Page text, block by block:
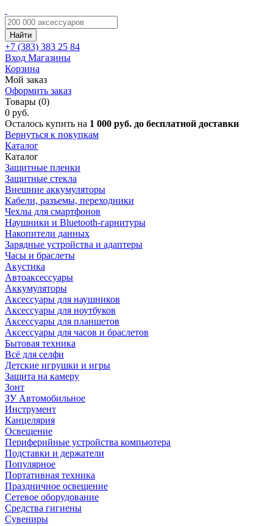
Найти
+7 (383) 383 25 84
Вход Магазины
Корзина
Мой заказ
Оформить заказ
Товары (0)
0 руб.
Осталось купить на 1 000 руб. до бесплатной доставки
Вернуться к покупкам
Каталог
Каталог
Защитные пленки
Защитные стекла
Внешние аккумуляторы
Кабели, разъемы, переходники
Чехлы для смартфонов
Наушники и Bluetooth-гарнитуры
Накопители данных
Зарядные устройства и адаптеры
Часы и браслеты
Акустика
Автоаксессуары
Аккумуляторы
Аксессуары для наушников
Аксессуары для ноутбуков
Аксессуары для планшетов
Аксессуары для часов и браслетов
Бытовая техника
Всё для селфи
Детские игрушки и игры
Защита на камеру
Зонт
ЗУ Автомобильное
Инструмент
Канцелярия
Освещение
Периферийные устройства компьютера
Подставки и держатели
Популярное
Портативная техника
Праздничное освещение
Сетевое оборудование
Средства гигиены
Сувениры